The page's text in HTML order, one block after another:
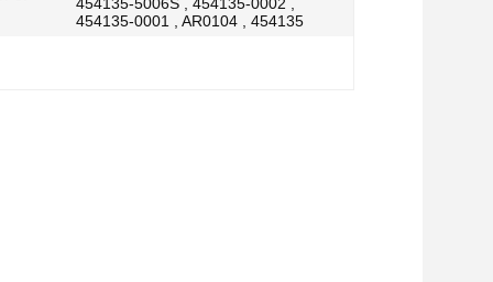
454135-0001 , AR0104 , 454135